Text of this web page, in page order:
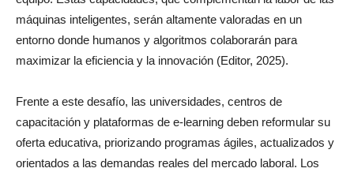
máquinas inteligentes, serán altamente valoradas en un
entorno donde humanos y algoritmos colaborarán para
maximizar la eficiencia y la innovación (Editor, 2025).
Frente a este desafío, las universidades, centros de
capacitación y plataformas de e-learning deben reformular su
oferta educativa, priorizando programas ágiles, actualizados y
orientados a las demandas reales del mercado laboral. Los